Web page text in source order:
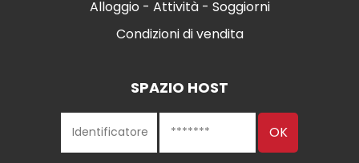
Alloggio - Attività - Soggiorni
Condizioni di vendita
SPAZIO HOST